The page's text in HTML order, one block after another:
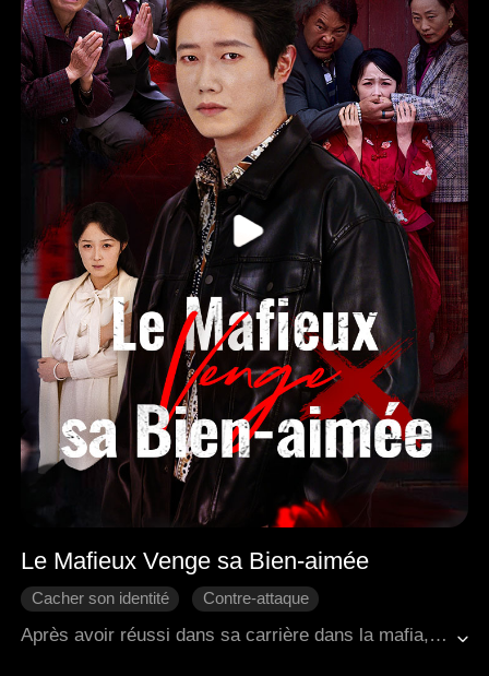
Le Mafieux Venge sa Bien-aimée
Cacher son identité
Contre-attaque
Amour moderne
Vengeance
Après avoir réussi dans sa carrière dans la mafia, Adrian est retourné dans sa ville natale avec l'intention de récompenser sa tante Thea et à son oncle Ryan, qui avaient aidé à prendre soin de sa femme Brielle. À sa grande surprise, il a découvert que Thea et Ryan avaient abusé de Brielle pendant longtemps et avaient même tenté de la vendre à une personne handicapée. Adrian a sauvé sa femme et a révélé la vérité, ce qui a conduit les coupables à subir de sévères sanctions légales. Durant ce processus, Adrian a appris qu'il n'était pas le fils biologique de sa mère Kaylee, et que son père biologique avait été assassiné par Kaylee et son deuxième mari Nathan. À la fin, Adrian et Brielle ont reconstruit leur foyer, se sont engagés activement dans le développement régional et ont accueilli une nouvelle vie ainsi qu'un avenir paisible.